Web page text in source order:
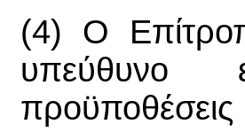
(4) Ο
υπεύθυνο